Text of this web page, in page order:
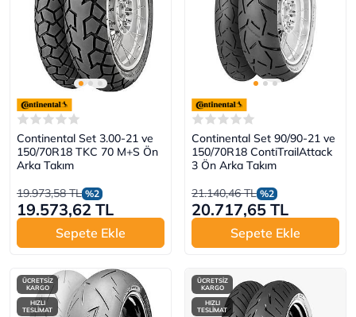
Continental Set 3.00-21 ve
150/70R18 TKC 70 M+S Ön
Arka Takım
19.973,58 TL %2
19.573,62 TL
Sepete Ekle
Continental Set 90/90-21 ve
150/70R18 ContiTrailAttack
3 Ön Arka Takım
21.140,46 TL %2
20.717,65 TL
Sepete Ekle
ÜCRETSİZ
KARGO
HIZLI
TESLİMAT
ÜCRETSİZ
KARGO
HIZLI
TESLİMAT